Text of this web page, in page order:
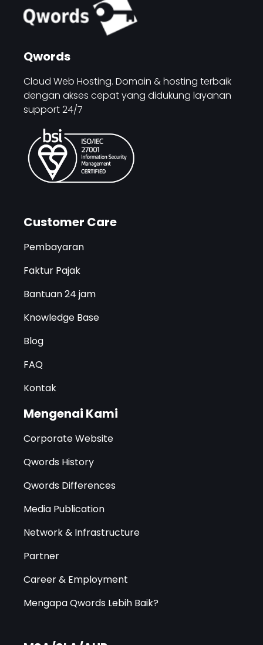
Qwords
Cloud Web Hosting. Domain & hosting terbaik
dengan akses cepat yang didukung layanan
support 24/7
Customer Care
Pembayaran
Faktur Pajak
Bantuan 24 jam
Knowledge Base
Blog
FAQ
Kontak
Mengenai Kami
Corporate Website
Qwords History
Qwords Differences
Media Publication
Network & Infrastructure
Partner
Career & Employment
Mengapa Qwords Lebih Baik?